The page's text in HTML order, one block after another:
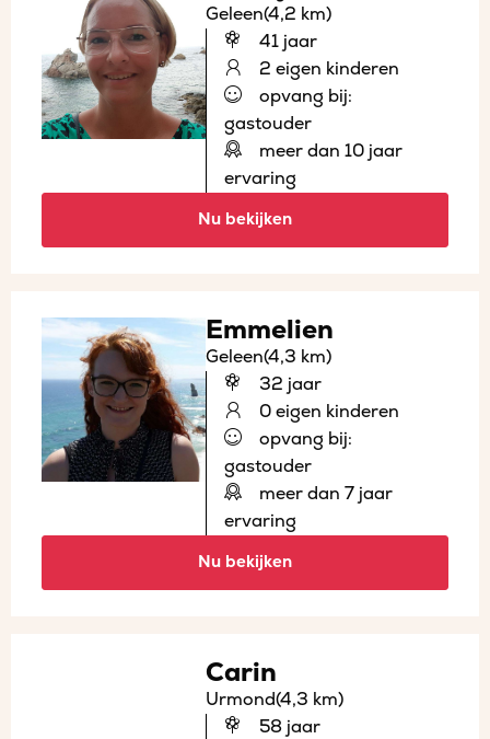
Geleen(4,2 km)
41 jaar
2 eigen kinderen
opvang bij:
gastouder
meer dan 10 jaar
ervaring
Nu bekijken
Emmelien
Geleen(4,3 km)
32 jaar
0 eigen kinderen
opvang bij:
gastouder
meer dan 7 jaar
ervaring
Nu bekijken
Carin
Urmond(4,3 km)
58 jaar